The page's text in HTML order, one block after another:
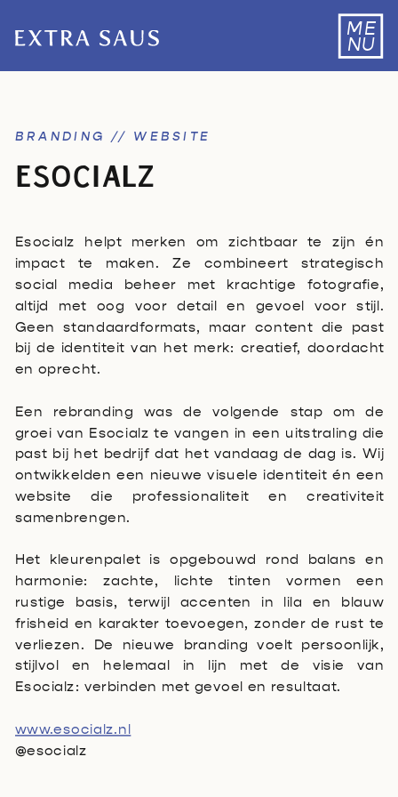
ME
NU
BRANDING // WEBSITE
ESOCIALZ
Esocialz helpt merken om zichtbaar te zijn én
impact te maken. Ze combineert strategisch
social media beheer met krachtige fotografie,
altijd met oog voor detail en gevoel voor stijl.
Geen standaardformats, maar content die past
bij de identiteit van het merk: creatief, doordacht
en oprecht.
Een rebranding was de volgende stap om de
groei van Esocialz te vangen in een uitstraling die
past bij het bedrijf dat het vandaag de dag is. Wij
ontwikkelden een nieuwe visuele identiteit én een
website die professionaliteit en creativiteit
samenbrengen.
Het kleurenpalet is opgebouwd rond balans en
harmonie: zachte, lichte tinten vormen een
rustige basis, terwijl accenten in lila en blauw
frisheid en karakter toevoegen, zonder de rust te
verliezen. De nieuwe branding voelt persoonlijk,
stijlvol en helemaal in lijn met de visie van
Esocialz: verbinden met gevoel en resultaat.
www.esocialz.nl
@esocialz